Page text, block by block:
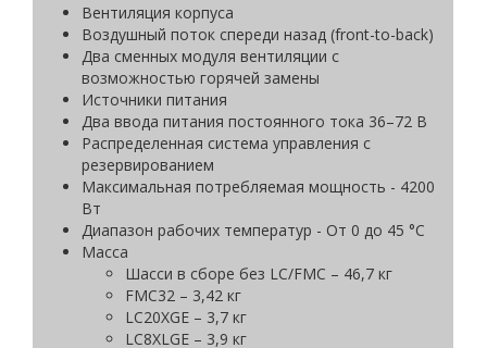
Вентиляция корпуса
Воздушный поток спереди назад (front-to-back)
Два сменных модуля вентиляции с
возможностью горячей замены
Источники питания
Два ввода питания постоянного тока 36–72 В
Распределенная система управления с
резервированием
Максимальная потребляемая мощность - 4200
Вт
Диапазон рабочих температур - От 0 до 45 °C
Масса
Шасси в сборе без LC/FMC – 46,7 кг
FMC32 – 3,42 кг
LC20XGE – 3,7 кг
LC8XLGE – 3,9 кг